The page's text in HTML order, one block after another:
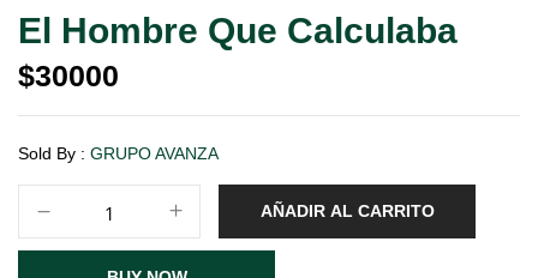
El Hombre Que Calculaba
$30000
Sold By : GRUPO AVANZA
AÑADIR AL CARRITO